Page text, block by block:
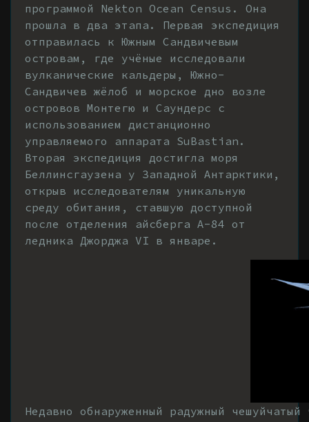
программой Nekton Ocean Census. Она
прошла в два этапа. Первая экспедиция
отправилась к Южным Сандвичевым
островам, где учёные исследовали
вулканические кальдеры, Южно-
Сандвичев жёлоб и морское дно возле
островов Монтегю и Саундерс с
использованием дистанционно
управляемого аппарата SuBastian.
Вторая экспедиция достигла моря
Беллинсгаузена у Западной Антарктики,
открыв исследователям уникальную
среду обитания, ставшую доступной
после отделения айсберга А-84 от
ледника Джорджа VI в январе.
Недавно обнаруженный радужный